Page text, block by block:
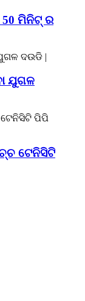
ମିନିଟ୍ ର
ଯୁଗଳ
ଟେନିସିଟି